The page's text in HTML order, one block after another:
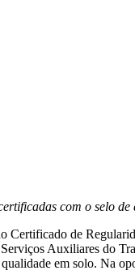
com o selo
de
Auxiliares do
em solo. Na